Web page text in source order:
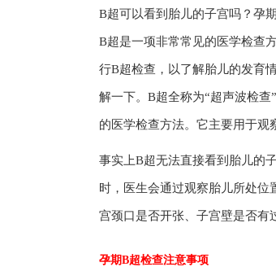
B超可以看到胎儿的子宫吗？孕
B超是一项非常常见的医学检查
行B超检查，以了解胎儿的发育
解一下。B超全称为“超声波检
的医学检查方法。它主要用于观
事实上B超无法直接看到胎儿的
时，医生会通过观察胎儿所处
宫颈口是否开张、子宫壁是否有
孕期B超检查注意事项